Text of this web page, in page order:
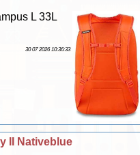
L 33L
30 07 2026 10:36:33
II Nativeblue